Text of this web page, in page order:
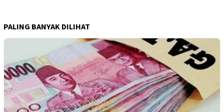
PALING BANYAK DILIHAT